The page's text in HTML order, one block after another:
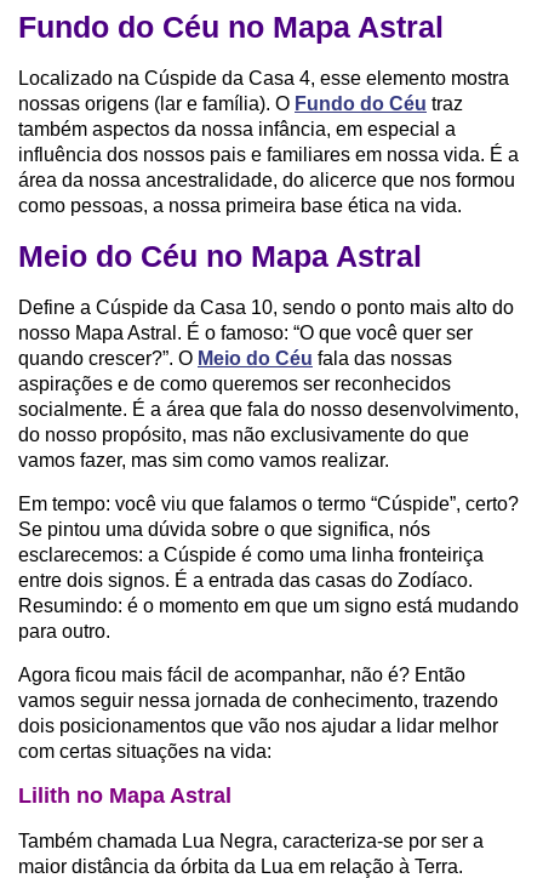
Fundo do Céu no Mapa Astral
Localizado na Cúspide da Casa 4, esse elemento mostra
nossas origens (lar e família). O Fundo do Céu traz
também aspectos da nossa infância, em especial a
influência dos nossos pais e familiares em nossa vida. É a
área da nossa ancestralidade, do alicerce que nos formou
como pessoas, a nossa primeira base ética na vida.
Meio do Céu no Mapa Astral
Define a Cúspide da Casa 10, sendo o ponto mais alto do
nosso Mapa Astral. É o famoso: “O que você quer ser
quando crescer?”. O Meio do Céu fala das nossas
aspirações e de como queremos ser reconhecidos
socialmente. É a área que fala do nosso desenvolvimento,
do nosso propósito, mas não exclusivamente do que
vamos fazer, mas sim como vamos realizar.
Em tempo: você viu que falamos o termo “Cúspide”, certo?
Se pintou uma dúvida sobre o que significa, nós
esclarecemos: a Cúspide é como uma linha fronteiriça
entre dois signos. É a entrada das casas do Zodíaco.
Resumindo: é o momento em que um signo está mudando
para outro.
Agora ficou mais fácil de acompanhar, não é? Então
vamos seguir nessa jornada de conhecimento, trazendo
dois posicionamentos que vão nos ajudar a lidar melhor
com certas situações na vida:
Lilith no Mapa Astral
Também chamada Lua Negra, caracteriza-se por ser a
maior distância da órbita da Lua em relação à Terra.